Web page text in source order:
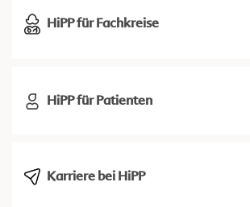
HiPP für Fachkreise
HiPP für Patienten
Karriere bei HiPP